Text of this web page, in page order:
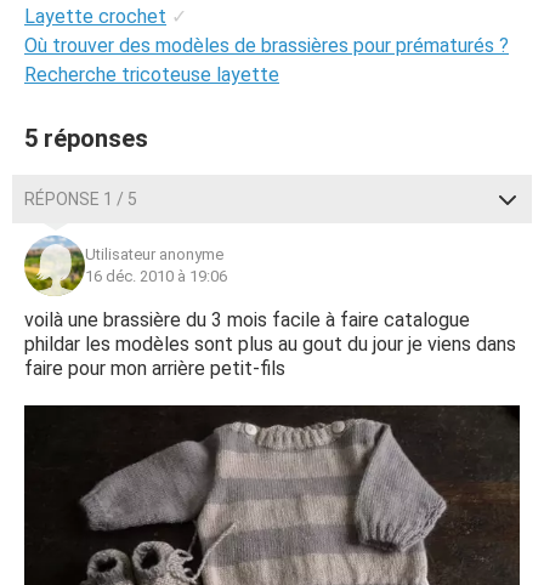
Layette crochet ✓
Où trouver des modèles de brassières pour prématurés ?
Recherche tricoteuse layette
5 réponses
RÉPONSE 1 / 5
Utilisateur anonyme
16 déc. 2010 à 19:06
voilà une brassière du 3 mois facile à faire catalogue
phildar les modèles sont plus au gout du jour je viens dans
faire pour mon arrière petit-fils